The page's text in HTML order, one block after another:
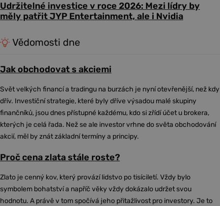
Udržitelné investice v roce 2026: Mezi lídry by
měly patřit JYP Entertainment, ale i Nvidia
Vědomosti dne
Jak obchodovat s akciemi
Svět velkých financí a tradingu na burzách je nyní otevřenější, než kdy
dřív. Investiční strategie, které byly dříve výsadou malé skupiny
finančníků, jsou dnes přístupné každému, kdo si zřídí účet u brokera,
kterých je celá řada. Než se ale investor vrhne do světa obchodování
akcií, měl by znát základní termíny a principy.
Proč cena zlata stále roste?
Zlato je cenný kov, který provází lidstvo po tisíciletí. Vždy bylo
symbolem bohatství a napříč věky vždy dokázalo udržet svou
hodnotu. A právě v tom spočívá jeho přitažlivost pro investory. Je to